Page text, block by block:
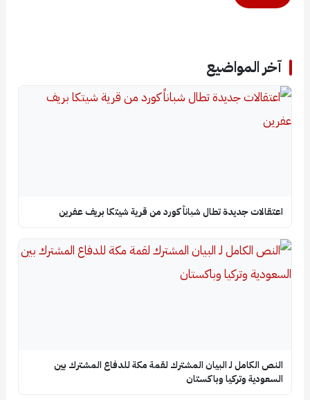
آخر المواضيع
اعتقالات جديدة تطال شباناً كورد من قرية شيتكا بريف عفرين
النص الكامل لـ البيان المشترك لقمة مكة للدفاع المشترك بين
السعودية وتركيا وباكستان